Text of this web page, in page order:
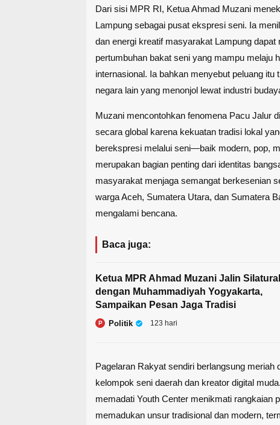
Dari sisi MPR RI, Ketua Ahmad Muzani
Lampung sebagai pusat ekspresi seni. Ia
dan energi kreatif masyarakat Lampung dapat
pertumbuhan bakat seni yang mampu melaju
internasional. Ia bahkan menyebut peluang itu
negara lain yang menonjol lewat industri
Muzani mencontohkan fenomena Pacu Jalur
secara global karena kekuatan tradisi lokal
berekspresi melalui seni—baik modern, pop,
merupakan bagian penting dari identitas
masyarakat menjaga semangat berkesenian
warga Aceh, Sumatera Utara, dan Sumatera
mengalami bencana.
Baca juga:
Ketua MPR Ahmad Muzani Jalin
dengan Muhammadiyah Yogyakarta,
Sampaikan Pesan Jaga Tradisi
P Politik 123 hari
Pagelaran Rakyat sendiri berlangsung meriah
kelompok seni daerah dan kreator digital
memadati Youth Center menikmati rangkaian
memadukan unsur tradisional dan modern,